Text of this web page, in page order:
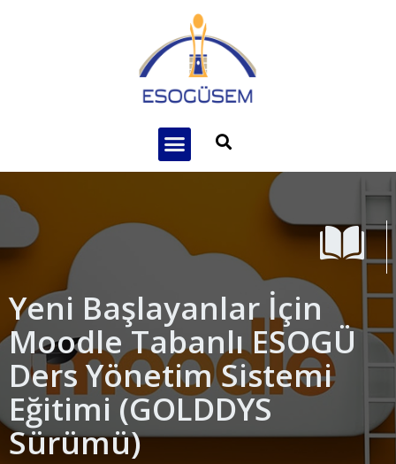
Yeni Başlayanlar İçin
Moodle Tabanlı ESOGÜ
Ders Yönetim Sistemi
Eğitimi (GOLDDYS
Sürümü)